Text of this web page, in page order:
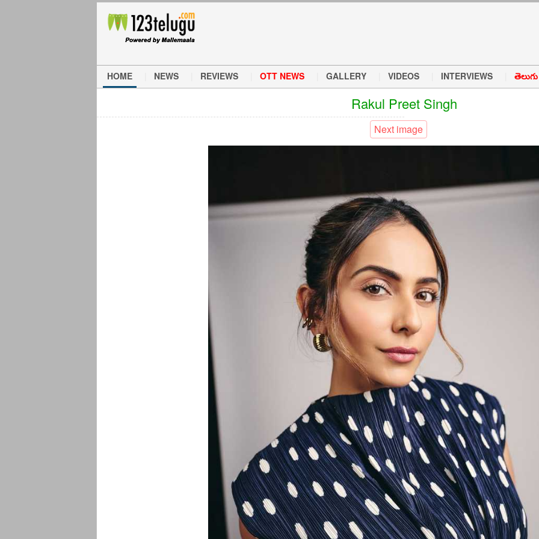
HOME NEWS REVIEWS OTT NEWS GALLERY VIDEOS INTERVIEWS
Rakul Preet Singh
Next image